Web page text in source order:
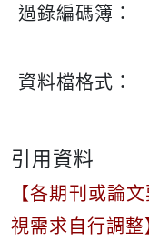
過錄編碼簿：
資料檔格式：
引用資料
【各期刊或論
視需求自行調整